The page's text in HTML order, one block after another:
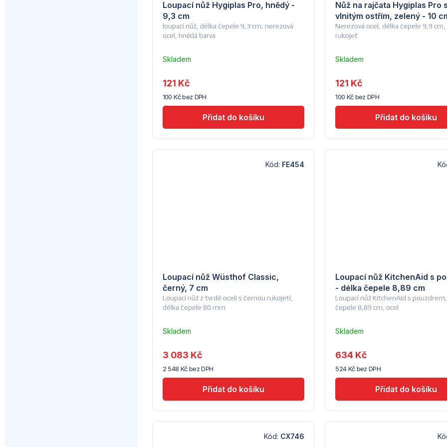
loupací nůž, délka čepele 9,3 cm, nerezová
ocel, hnědá barva
Loupací nůž Hygiplas Pro, hnědý -
9,3 cm
Skladem
dodavatele
(10)
100 Kč bez DPH
121 Kč
Nerezová ocel, délka čepele 9,9 cm,
rukojeť
Nůž na rajčata Hygiplas Pro s
vlnitým ostřím, zelený - 10
Skladem
dodavatele
(10)
100 Kč bez DPH
121 Kč
Loupací nůž z tvrdé oceli s černou rukojetí,
délka čepele 80 mm
Loupací nůž Wüsthof Classic,
černý, 7 cm
Skladem
dodavatele
(10)
2 548 Kč bez DPH
3 083 Kč
Kód: FE454
Loupací nůž KitchenAid s
čepele 8,89 cm, ocel
Loupací nůž KitchenAid s
- délka čepele 8,89 cm
Skladem
dodavatele
(10)
524 Kč bez DPH
634 Kč
Kód: CX746